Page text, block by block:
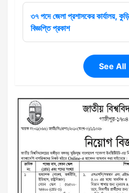
৩৭ পদে জেলা প্রশাসকের কার্যালয়,
বিজ্ঞপ্তি প্রকাশ
See All